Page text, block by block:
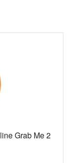
Grab Me 2